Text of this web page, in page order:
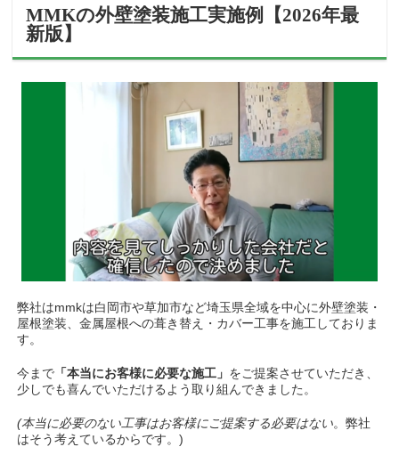
MMKの外壁塗装施工実施例【2026年最
新版】
弊社はmmkは白岡市や草加市など埼玉県全域を中心に外壁塗装・
屋根塗装、金属屋根への葺き替え・カバー工事を施工しておりま
す。
今まで 「本当にお客様に必要な施工」 をご提案させていただき、
少しでも喜んでいただけるよう取り組んできました。
(本当に必要のない工事はお客様にご提案する必要はない。弊社
はそう考えているからです。)